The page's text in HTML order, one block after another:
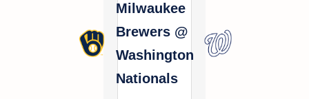
Milwaukee
Brewers @
Washington
Nationals